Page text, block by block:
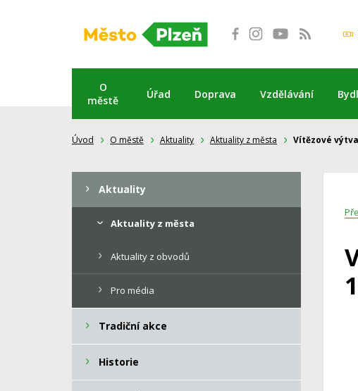
O
městě
Úřad Doprava Vzdělávání
Úvod O městě Aktuality Aktuality z města Vítězové
Aktuality
Aktuality z města
Aktuality z obvodů
Pro média
Tradiční akce
Historie